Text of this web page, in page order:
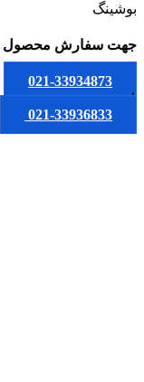
بوشینگ
جهت سفارش محصول
021-33934873
یا
021-33936833